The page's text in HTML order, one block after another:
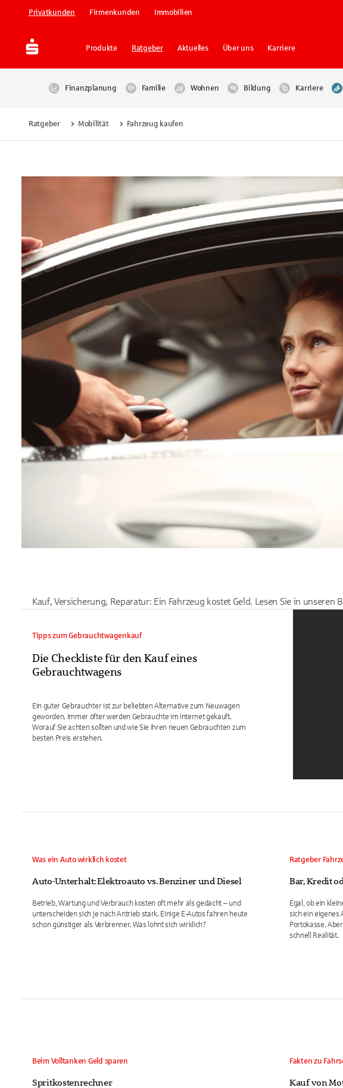
Privatkunden Firmenkunden Immobilien
Produkte Ratgeber Aktuelles Über uns Karriere
Finanzplanung Familie Wohnen Bildung Karriere
Ratgeber Mobilität Fahrzeug kaufen
Kauf, Versicherung, Reparatur: Ein Fahrzeug kostet Geld. Lesen Sie in
Tipps zum Gebrauchtwagenkauf
Die Checkliste für den Kauf eines
Gebrauchtwagens
Ein guter Gebrauchter ist zur beliebten Alternative zum Neuwagen
geworden. Immer öfter werden Gebrauchte im Internet gekauft.
Worauf Sie achten sollten und wie Sie Ihren neuen Gebrauchten zum
besten Preis erstehen.
Was ein Auto wirklich kostet
Auto-Unterhalt: Elektroauto vs. Benziner und Diesel
Betrieb, Wartung und Verbrauch kosten oft mehr als gedacht – und
unterscheiden sich je nach Antrieb stark. Einige E-Autos fahren heute
schon günstiger als Verbrenner. Was lohnt sich wirklich?
Ratgeber
Bar, Kredit
Egal, ob ein
sich ein eigenes
Portokasse.
schnell Realität.
Beim Volltanken Geld sparen
Spritkostenrechner
Fakten zu
Kauf von